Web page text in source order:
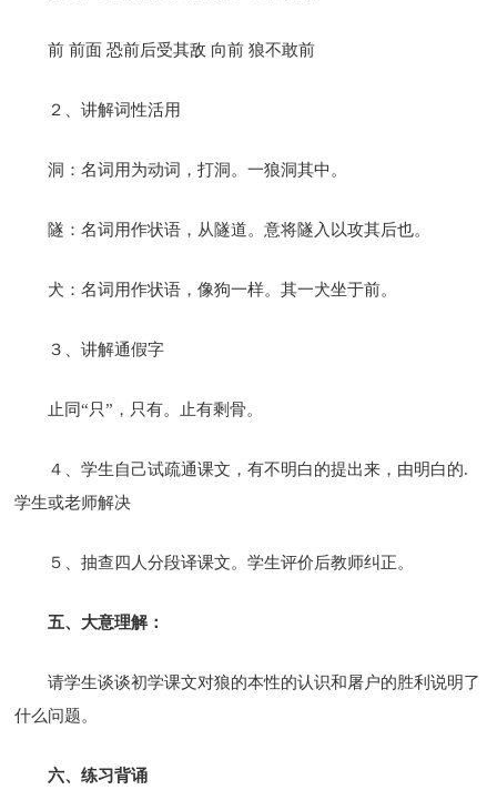
前 前面 恐前后受其敌 向前 狼不敢前
２、讲解词性活用
洞：名词用为动词，打洞。一狼洞其中。
隧：名词用作状语，从隧道。意将隧入以攻其后也。
犬：名词用作状语，像狗一样。其一犬坐于前。
３、讲解通假字
止同“只”，只有。止有剩骨。
４、学生自己试疏通课文，有不明白的提出来，由明白的.
学生或老师解决
５、抽查四人分段译课文。学生评价后教师纠正。
五、大意理解：
请学生谈谈初学课文对狼的本性的认识和屠户的胜利说明了
什么问题。
六、练习背诵